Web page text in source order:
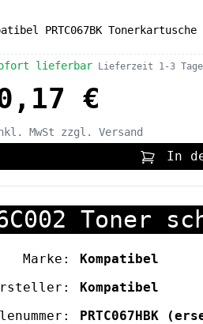
PRTC067BK
lieferbar Lieferzeit 1-3 Tage
€
MwSt zzgl. Versand
In
Toner
Marke:
Kompatibel
Kompatibel
PRTC067HBK